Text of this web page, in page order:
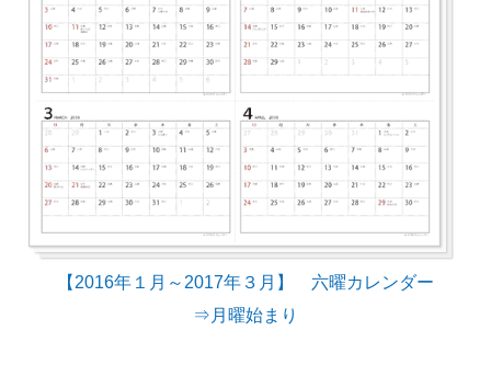
【2016年１月～2017年３月】 六曜カレンダー
⇒月曜始まり